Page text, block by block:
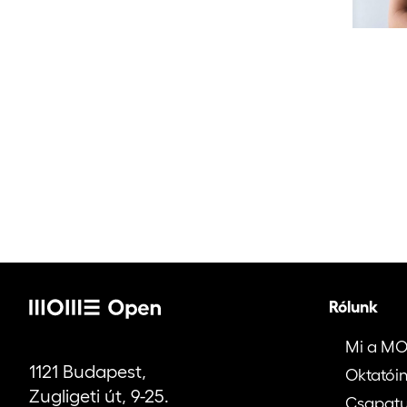
1121 Budapest,
Zugligeti út, 9-25.
Rólunk
Mi a